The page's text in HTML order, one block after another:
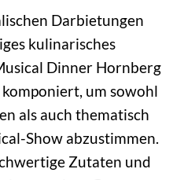
Darbietungen
kulinarisches
Dinner Hornberg
um sowohl
als auch thematisch
Show abzustimmen.
Zutaten und